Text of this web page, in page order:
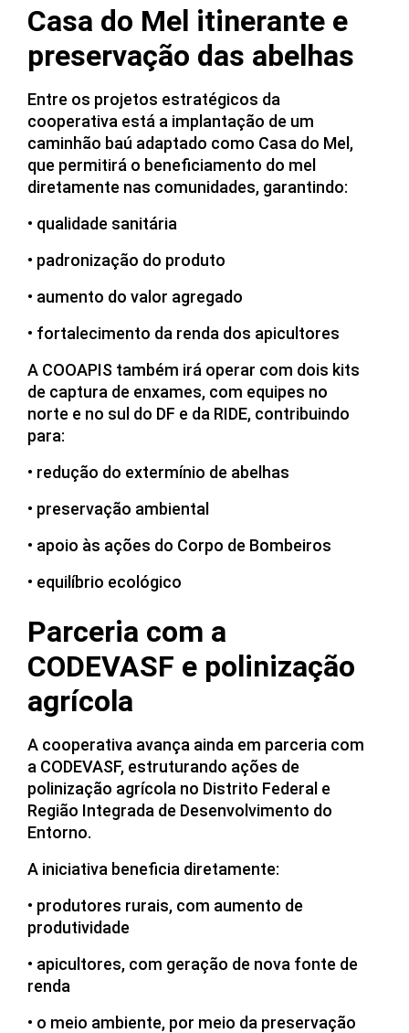
Casa do Mel itinerante e
preservação das abelhas
Entre os projetos estratégicos da
cooperativa está a implantação de um
caminhão baú adaptado como Casa do Mel,
que permitirá o beneficiamento do mel
diretamente nas comunidades, garantindo:
• qualidade sanitária
• padronização do produto
• aumento do valor agregado
• fortalecimento da renda dos apicultores
A COOAPIS também irá operar com dois kits
de captura de enxames, com equipes no
norte e no sul do DF e da RIDE, contribuindo
para:
• redução do extermínio de abelhas
• preservação ambiental
• apoio às ações do Corpo de Bombeiros
• equilíbrio ecológico
Parceria com a
CODEVASF e polinização
agrícola
A cooperativa avança ainda em parceria com
a CODEVASF, estruturando ações de
polinização agrícola no Distrito Federal e
Região Integrada de Desenvolvimento do
Entorno.
A iniciativa beneficia diretamente:
• produtores rurais, com aumento de
produtividade
• apicultores, com geração de nova fonte de
renda
• o meio ambiente, por meio da preservação